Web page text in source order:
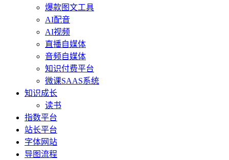
爆款图文工具
AI配音
AI视频
直播自媒体
音频自媒体
知识付费平台
微课SAAS系统
知识成长
读书
指数平台
站长平台
字体网站
导图流程